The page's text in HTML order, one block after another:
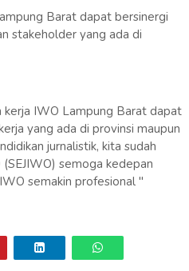
Barat dapat bersinergi
stakeholder yang ada di
kerja IWO Lampung Barat dapat
yang ada di provinsi maupun
jurnalistik, kita sudah
semoga kedepan
semakin profesional "